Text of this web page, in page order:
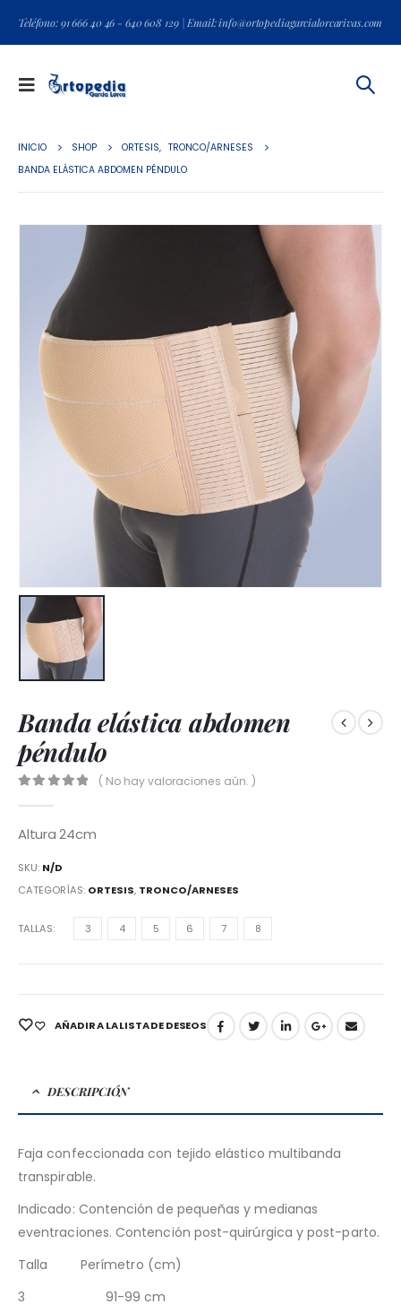
Teléfono: 91 666 40 46 - 640 608 129 | Email: info@ortopediagarcialorcarivas.com
INICIO SHOP ORTESIS, TRONCO/ARNESES
BANDA ELÁSTICA ABDOMEN PÉNDULO
Banda elástica abdomen
péndulo
( No hay valoraciones aún. )
Altura 24cm
SKU: N/D
CATEGORÍAS: ORTESIS, TRONCO/ARNESES
TALLAS 3 4 5 6 7 8
AÑADIR A LA LISTA DE DESEOS
DESCRIPCIÓN
Faja confeccionada con tejido elástico multibanda
transpirable.
Indicado: Contención de pequeñas y medianas
eventraciones. Contención post-quirúrgica y post-parto.
Talla Perímetro (cm)
3 91-99 cm